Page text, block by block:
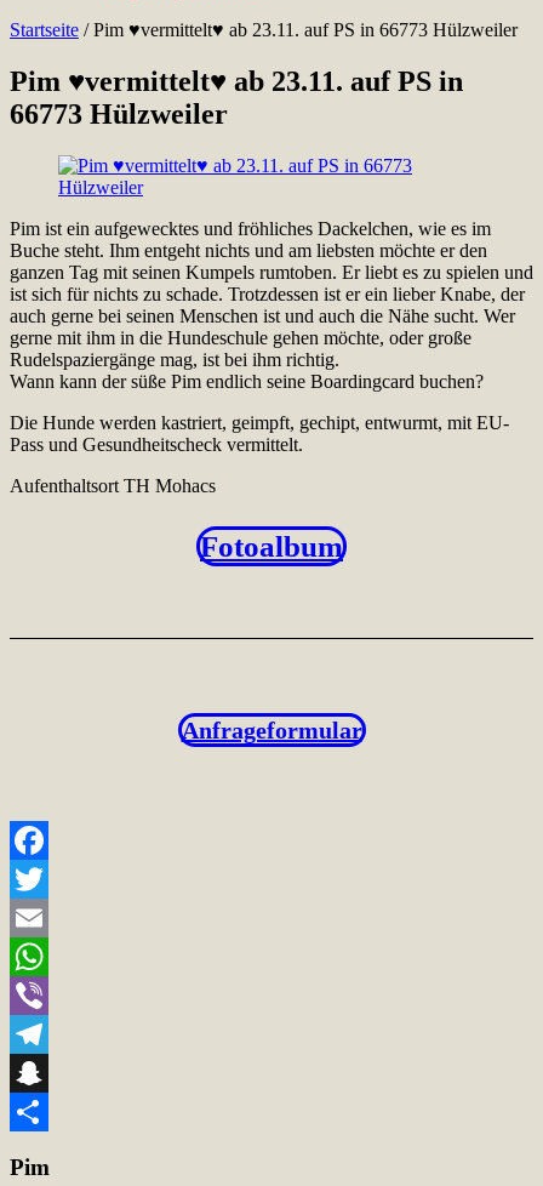
Startseite /Pim ♥vermittelt♥ ab 23.11. auf PS in 66773 Hülzweiler
Pim ♥vermittelt♥ ab 23.11. auf PS in
66773 Hülzweiler
Pim ist ein aufgewecktes und fröhliches Dackelchen, wie es im
Buche steht. Ihm entgeht nichts und am liebsten möchte er den
ganzen Tag mit seinen Kumpels rumtoben. Er liebt es zu spielen und
ist sich für nichts zu schade. Trotzdessen ist er ein lieber Knabe, der
auch gerne bei seinen Menschen ist und auch die Nähe sucht. Wer
gerne mit ihm in die Hundeschule gehen möchte, oder große
Rudelspaziergänge mag, ist bei ihm richtig.
Wann kann der süße Pim endlich seine Boardingcard buchen?
Die Hunde werden kastriert, geimpft, gechipt, entwurmt, mit EU-
Pass und Gesundheitscheck vermittelt.
Aufenthaltsort TH Mohacs
Fotoalbum
Anfrageformular
Facebook
Twitter
Email
WhatsApp
Viber
Telegram
Snapchat
Pim